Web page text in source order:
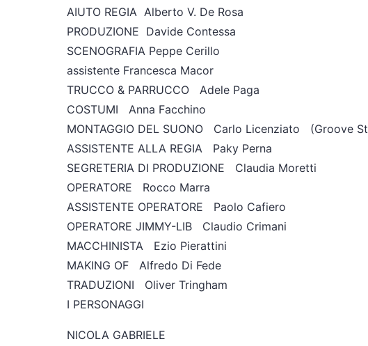
AIUTO REGIA Alberto V. De Rosa
PRODUZIONE Davide Contessa
SCENOGRAFIA Peppe Cerillo
assistente Francesca Macor
TRUCCO & PARRUCCO Adele Paga
COSTUMI Anna Facchino
MONTAGGIO DEL SUONO Carlo Licenziato (Groove
ASSISTENTE ALLA REGIA Paky Perna
SEGRETERIA DI PRODUZIONE Claudia Moretti
OPERATORE Rocco Marra
ASSISTENTE OPERATORE Paolo Cafiero
OPERATORE JIMMY-LIB Claudio Crimani
MACCHINISTA Ezio Pierattini
MAKING OF Alfredo Di Fede
TRADUZIONI Oliver Tringham
I PERSONAGGI
NICOLA GABRIELE